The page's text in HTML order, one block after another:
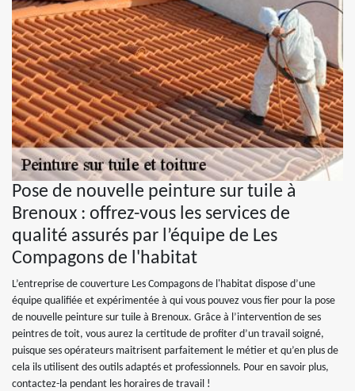
Pose de nouvelle peinture sur tuile à
Brenoux : offrez-vous les services de
qualité assurés par l’équipe de Les
Compagons de l'habitat
L’entreprise de couverture Les Compagons de l'habitat dispose d’une
équipe qualifiée et expérimentée à qui vous pouvez vous fier pour la pose
de nouvelle peinture sur tuile à Brenoux. Grâce à l’intervention de ses
peintres de toit, vous aurez la certitude de profiter d’un travail soigné,
puisque ses opérateurs maitrisent parfaitement le métier et qu’en plus de
cela ils utilisent des outils adaptés et professionnels. Pour en savoir plus,
contactez-la pendant les horaires de travail !